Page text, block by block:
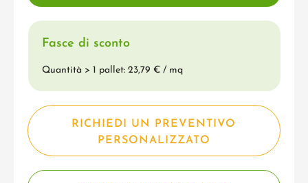
Fasce di sconto
Quantità > 1 pallet: 23,79 € / mq
RICHIEDI UN PREVENTIVO
PERSONALIZZATO